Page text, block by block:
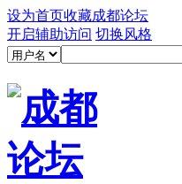
设为首页收藏成都论坛
开启辅助访问 切换风格